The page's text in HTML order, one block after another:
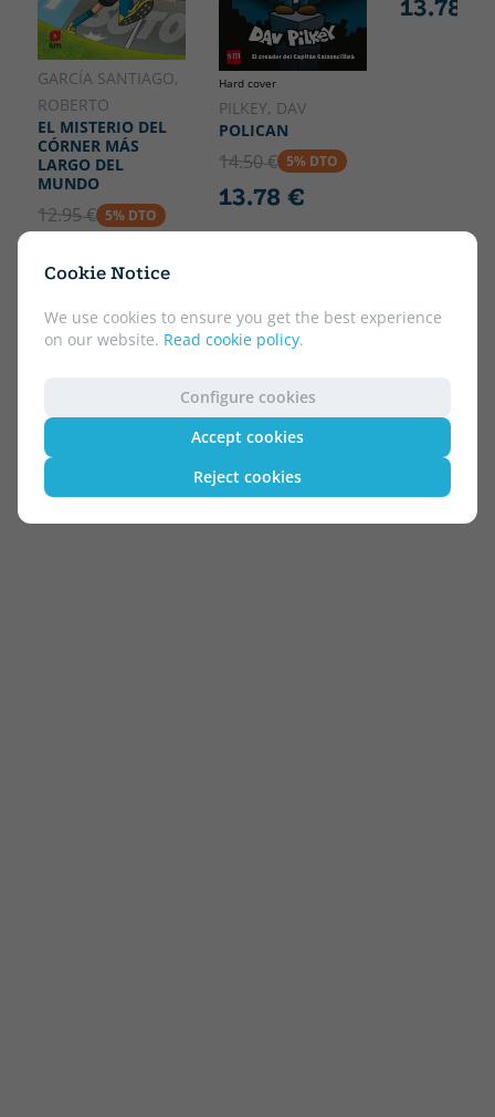
Cookie Notice
We use cookies to ensure you get the best experience
on our website. Read cookie policy.
Configure cookies
Accept cookies
Reject cookies
GARCÍA SANTIAGO,
ROBERTO
EL MISTERIO DEL
CÓRNER MÁS
LARGO DEL
MUNDO
12.95 € 5% DTO
Hard cover
PILKEY, DAV
POLICAN
14.50 € 5% DTO
13.78 €
13.78 €